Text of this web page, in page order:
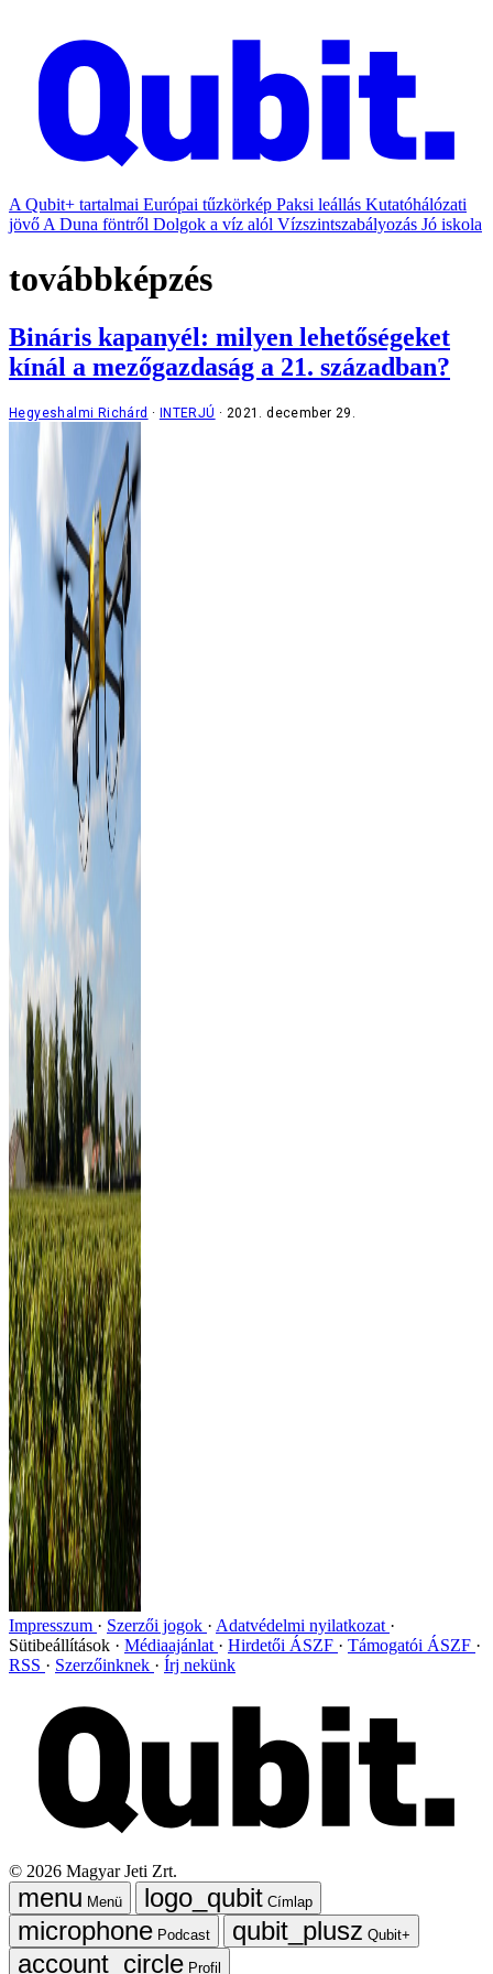
A Qubit+ tartalmai Európai tűzkörkép Paksi leállás Kutatóhálózati
jövő A Duna föntről Dolgok a víz alól Vízszintszabályozás Jó iskola
továbbképzés
Bináris kapanyél: milyen lehetőségeket
kínál a mezőgazdaság a 21. században?
Hegyeshalmi Richárd INTERJÚ 2021. december 29.
Impresszum Szerzői jogok
Adatvédelmi nyilatkozat
Sütibeállítások
Médiaajánlat Hirdetői ÁSZF
Támogatói ÁSZF
RSS
Szerzőinknek Írj nekünk
© 2026 Magyar Jeti Zrt.
Menü
Címlap
Podcast
Qubit+
Profil